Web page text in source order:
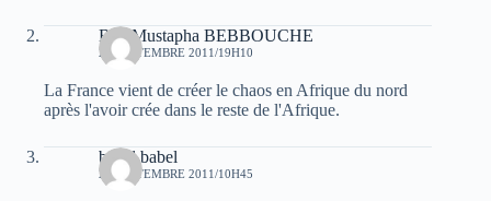
Bey Mustapha BEBBOUCHE
24 SEPTEMBRE 2011/19H10
La France vient de créer le chaos en Afrique du nord
après l'avoir crée dans le reste de l'Afrique.
babel babel
25 SEPTEMBRE 2011/10H45